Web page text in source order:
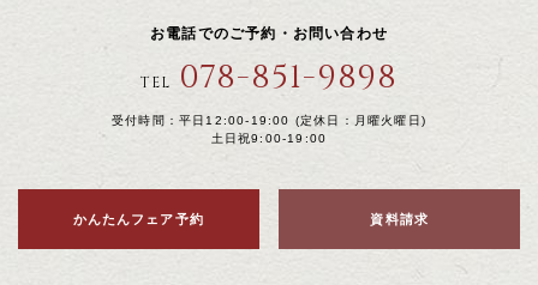
お電話でのご予約・お問い合わせ
TEL 078-851-9898
受付時間：平日12:00-19:00 (定休日：月曜火曜日)
土日祝9:00-19:00
かんたんフェア予約 資料請求